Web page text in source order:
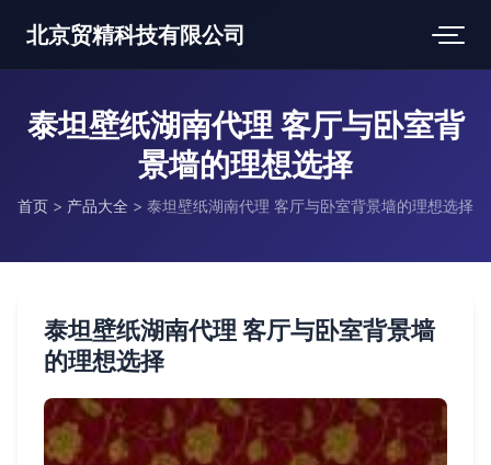
北京贸精科技有限公司
泰坦壁纸湖南代理 客厅与卧室背
景墙的理想选择
首页 > 产品大全 > 泰坦壁纸湖南代理 客厅与卧室背景墙的理想选择
泰坦壁纸湖南代理 客厅与卧室背景墙
的理想选择